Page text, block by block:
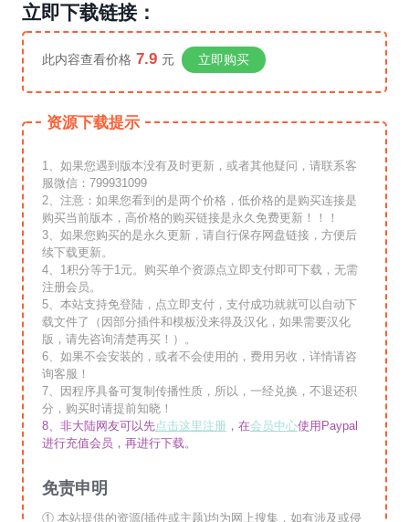
立即下载链接：
此内容查看价格 7.9 元 立即购买
资源下载提示
1、如果您遇到版本没有及时更新，或者其他疑问，请联系客
服微信：799931099
2、注意：如果您看到的是两个价格，低价格的是购买连接是
购买当前版本，高价格的购买链接是永久免费更新！！！
3、如果您购买的是永久更新，请自行保存网盘链接，方便后
续下载更新。
4、1积分等于1元。购买单个资源点立即支付即可下载，无需
注册会员。
5、本站支持免登陆，点立即支付，支付成功就就可以自动下
载文件了（因部分插件和模板没来得及汉化，如果需要汉化
版，请先咨询清楚再买！）。
6、如果不会安装的，或者不会使用的，费用另收，详情请咨
询客服！
7、因程序具备可复制传播性质，所以，一经兑换，不退还积
分，购买时请提前知晓！
8、非大陆网友可以先点击这里注册 ，在会员中心使用Paypal
进行充值会员，再进行下载。
免责申明
① 本站提供的资源(插件或主题)均为网上搜集，如有涉及或侵